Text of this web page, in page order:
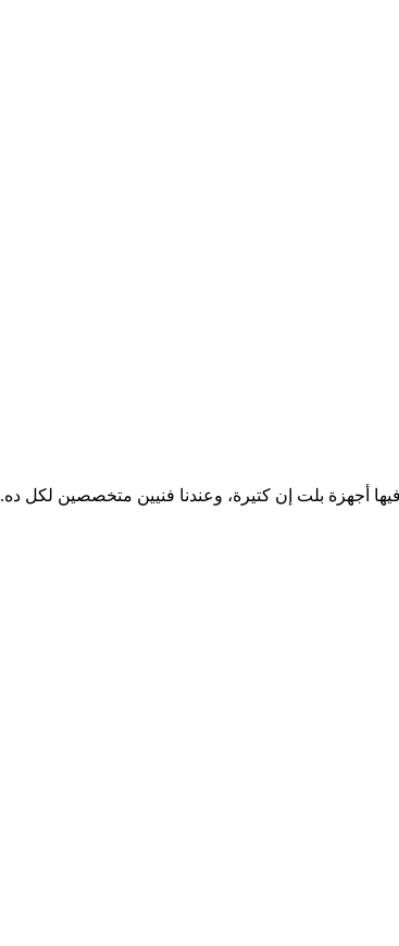
أجهزة بلت إن كتيرة، وعندنا فنيين متخصصين لكل ده.